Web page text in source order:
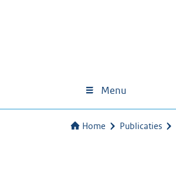
Menu
Home Publicaties